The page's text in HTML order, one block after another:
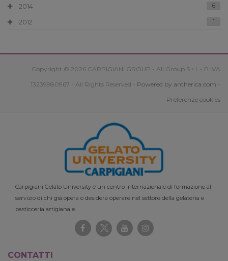
2014 6
2012 1
Copyright © 2026 CARPIGIANI GROUP - Ali Group S.r.l. - P.IVA
13239980967 - All Rights Reserved - Powered by antherica.com -
Preferenze cookies
Carpigiani Gelato University è un centro internazionale di formazione al
servizio di chi già opera o desidera operare nel settore della gelateria e
pasticceria artigianale.
CONTATTI